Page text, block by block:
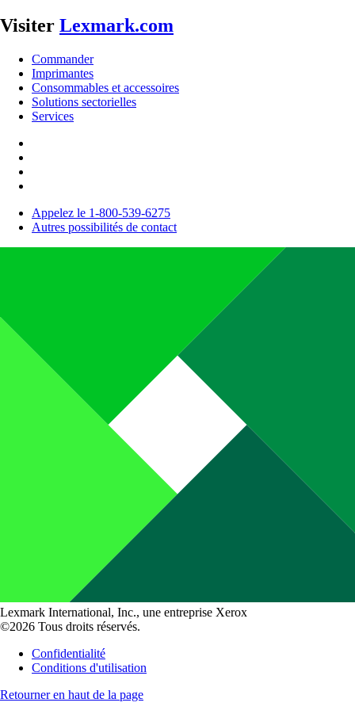
Visiter Lexmark.com
Commander
Imprimantes
Consommables et accessoires
Solutions sectorielles
Services
Appelez le 1-800-539-6275
Autres possibilités de contact
Lexmark International, Inc., une entreprise Xerox
©2026 Tous droits réservés.
Confidentialité
Conditions d'utilisation
Retourner en haut de la page